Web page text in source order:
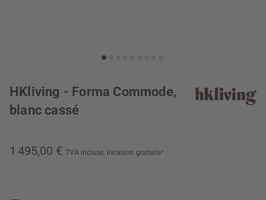
HKliving - Forma Commode,
blanc cassé
1 495,00 € TVA incluse, livraison gratuite*